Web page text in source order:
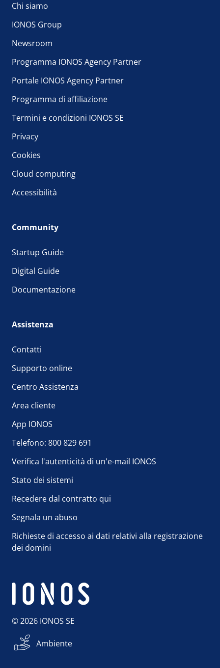
Chi siamo
IONOS Group
Newsroom
Programma IONOS Agency Partner
Portale IONOS Agency Partner
Programma di affiliazione
Termini e condizioni IONOS SE
Privacy
Cookies
Cloud computing
Accessibilità
Community
Startup Guide
Digital Guide
Documentazione
Assistenza
Contatti
Supporto online
Centro Assistenza
Area cliente
App IONOS
Telefono: 800 829 691
Verifica l'autenticità di un'e-mail IONOS
Stato dei sistemi
Recedere dal contratto qui
Segnala un abuso
Richieste di accesso ai dati relativi alla registrazione
dei domini
© 2026 IONOS SE
Ambiente